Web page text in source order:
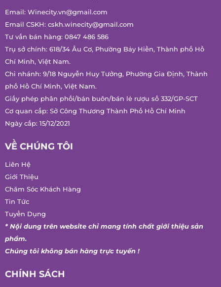
Email: Winecity.vn@gmail.com
Email CSKH: cskh.winecity@gmail.com
Tư vấn bán hàng: 0847 486 586
Trụ sở chính: 618/34 Âu Cơ, Phường Bảy Hiền, Thành phố Hồ
Chí Minh, Việt Nam.
Chi nhánh: 9/18 Nguyễn Huy Tưởng, Phường Gia Định, Thành
phố Hồ Chí Minh, Việt Nam.
Giấy phép phân phối/bán buôn/bán lẻ rượu số 332/GP-SCT
Cơ quan cấp: Sở Công Thương Thành Phố Hồ Chí Minh
Ngày cấp: 15/12/2021
VỀ CHÚNG TÔI
Liên Hệ
Giới Thiệu
Chăm Sóc Khách Hàng
Tin Tức
Tuyển Dụng
* Nội dung trên website chỉ mang tính chất giới thiệu sản
phẩm.
Chúng tôi không bán hàng trực tuyến !
CHÍNH SÁCH